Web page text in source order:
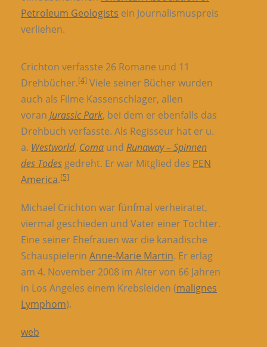
Petroleum Geologists ein Journalismuspreis
verliehen.
Crichton verfasste 26 Romane und 11
Drehbücher.[4] Viele seiner Bücher wurden
auch als Filme Kassenschlager, allen
voran Jurassic Park, bei dem er ebenfalls das
Drehbuch verfasste. Als Regisseur hat er u.
a. Westworld, Coma und Runaway – Spinnen
des Todes gedreht. Er war Mitglied des PEN
America.[5]
Michael Crichton war fünfmal verheiratet,
viermal geschieden und Vater einer Tochter.
Eine seiner Ehefrauen war die kanadische
Schauspielerin Anne-Marie Martin. Er erlag
am 4. November 2008 im Alter von 66 Jahren
in Los Angeles einem Krebsleiden (malignes
Lymphom).
web